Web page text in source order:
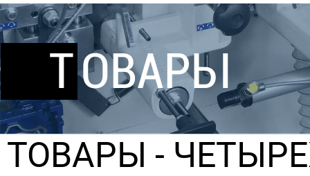
ТОВАРЫ
ТОВАРЫ -